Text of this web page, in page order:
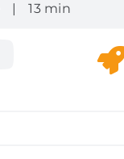
13 min